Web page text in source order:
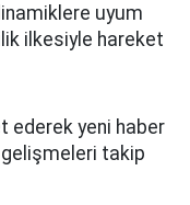
uyum
ilkesiyle hareket
ederek yeni haber
takip